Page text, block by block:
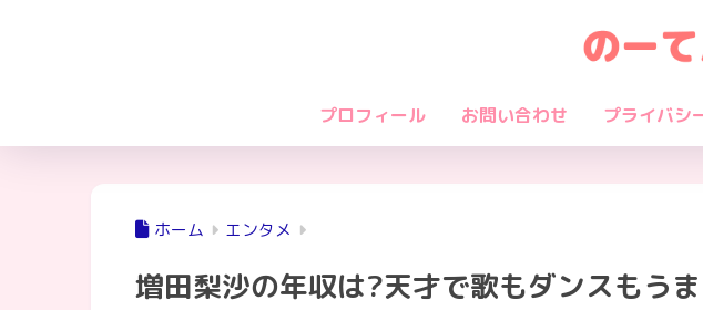
プロフィール お問い合わせ プライバシ
ホーム エンタメ
増田梨沙の年収は?天才で歌もダンスもう